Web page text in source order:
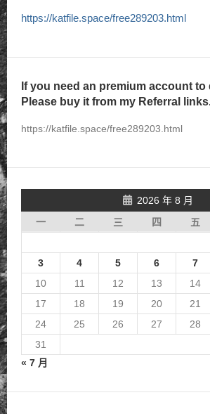
https://katfile.space/free289203.html
If you need an premium account to
Please buy it from my Referral
https://katfile.space/free289203.html
2026 年 8 月
一
二 三 四 五
3
4 5 6 7
10
11 12 13 14
17
18 19 20 21
24
25 26 27 28
31
« 7 月